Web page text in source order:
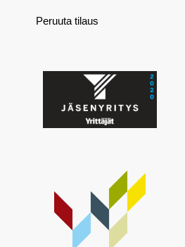
Peruuta tilaus